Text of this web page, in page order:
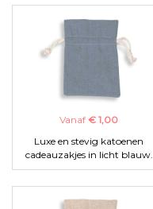
Vanaf € 1,00
Luxe en stevig katoenen
cadeauzakjes in licht blauw.